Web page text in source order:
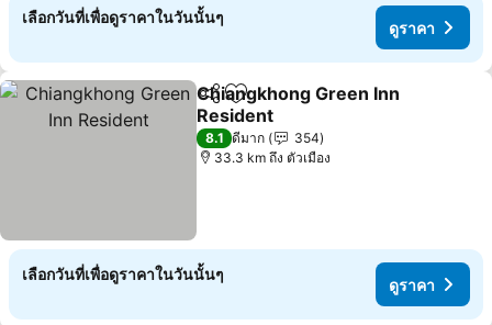
เลือกวันที่เพื่อดูราคาในวันนั้นๆ
ดูราคา
แชร์ เพิ่มในรายการโปรด
Chiangkhong Green Inn
Resident
ดูราคา
8.1 ดีมาก
354
33.3 km ถึง ตัวเมือง
เลือกวันที่เพื่อดูราคาในวันนั้นๆ
ดูราคา